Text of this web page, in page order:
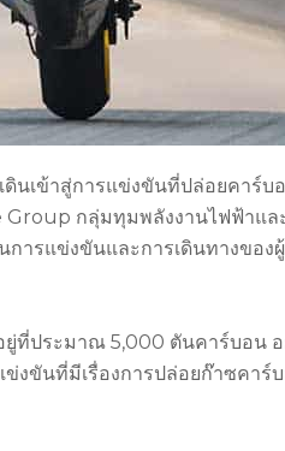
นเข้าสู่การแข่งขันที่ปล่อยคาร์บ
กลุ่มทุมพลังงานไฟฟ้าแ
รแข่งขันและการเดินทางของ
ประมาณ 5,000 ตันคาร์บอน อ
ข่งขันที่มีเรื่องการปล่อยก๊าซคา